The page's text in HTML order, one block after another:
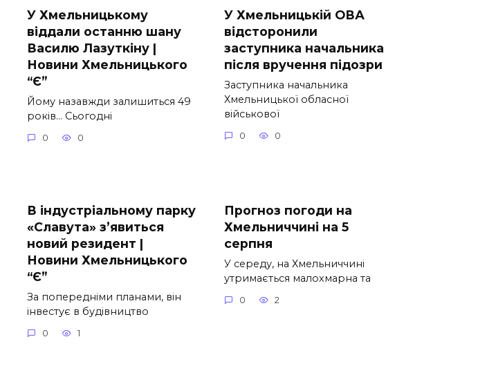
У Хмельницькому
віддали останню шану
Василю Лазуткіну |
Новини Хмельницького
“Є”
Йому назавжди залишиться 49
років… Сьогодні
0 0
У Хмельницькій ОВА
відсторонили
заступника начальника
після вручення підозри
Заступника начальника
Хмельницької обласної
військової
0 0
В індустріальному парку
«Славута» з’явиться
новий резидент |
Новини Хмельницького
“Є”
За попередніми планами, він
інвестує в будівництво
0 1
Прогноз погоди на
Хмельниччині на 5
серпня
У середу, на Хмельниччині
утримається малохмарна та
0 2